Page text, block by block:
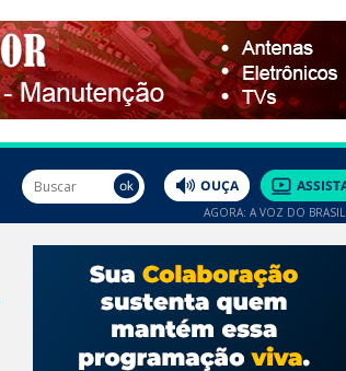
AGORA: A VOZ DO BRASIL